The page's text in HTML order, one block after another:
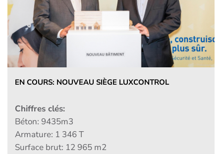
LUXTRAM KIRCHBERG
Chiffres clés:
Béton: 7400 m3
Béton vue: 5500 m2
Coffrage:25350 m2